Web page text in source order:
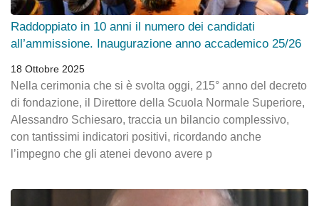
Raddoppiato in 10 anni il numero dei candidati
all’ammissione. Inaugurazione anno accademico 25/26
18 Ottobre 2025
Nella cerimonia che si è svolta oggi, 215° anno del decreto
di fondazione, il Direttore della Scuola Normale Superiore,
Alessandro Schiesaro, traccia un bilancio complessivo,
con tantissimi indicatori positivi, ricordando anche
l’impegno che gli atenei devono avere p